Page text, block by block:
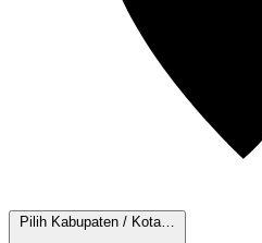
Pilih Kabupaten / Kota…